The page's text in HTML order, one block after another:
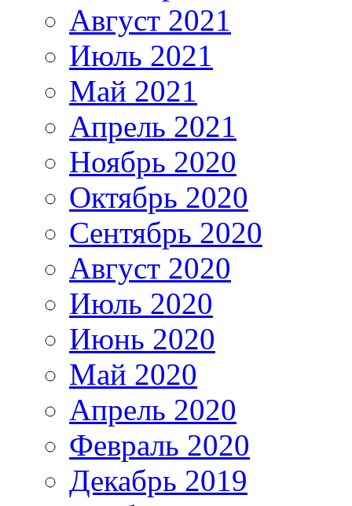
Август 2021
Июль 2021
Май 2021
Апрель 2021
Ноябрь 2020
Октябрь 2020
Сентябрь 2020
Август 2020
Июль 2020
Июнь 2020
Май 2020
Апрель 2020
Февраль 2020
Декабрь 2019